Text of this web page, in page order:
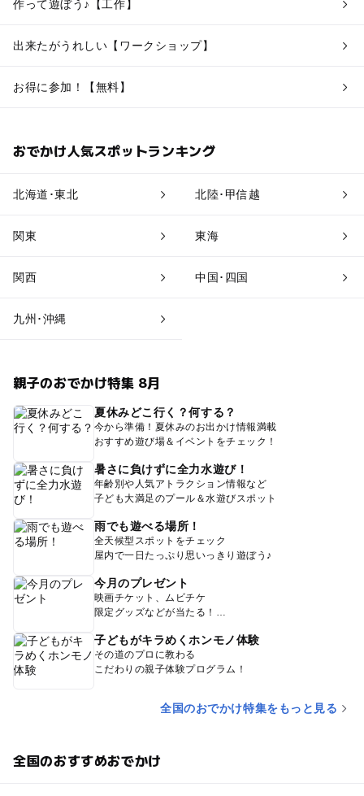
作って遊ぼう♪【工作】
出来たがうれしい【ワークショップ】
お得に参加！【無料】
おでかけ人気スポットランキング
北海道･東北 北陸･甲信越
関東 東海
関西 中国･四国
九州･沖縄
親子のおでかけ特集 8月
夏休みどこ行く？何する？
今から準備！夏休みのお出かけ情報満載
おすすめ遊び場＆イベントをチェック！
暑さに負けずに全力水遊び！
年齢別や人気アトラクション情報など
子ども大満足のプール＆水遊びスポット
雨でも遊べる場所！
全天候型スポットをチェック
屋内で一日たっぷり思いっきり遊ぼう♪
今月のプレゼント
映画チケット、ムビチケ
限定グッズなどが当たる！
子どもがキラめくホンモノ体験
その道のプロに教わる
こだわりの親子体験プログラム！
全国のおでかけ特集をもっと見る
全国のおすすめおでかけ